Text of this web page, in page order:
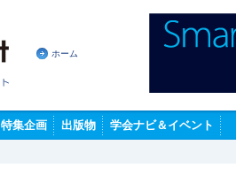
ホーム
特集企画 出版物 学会ナビ＆イベント